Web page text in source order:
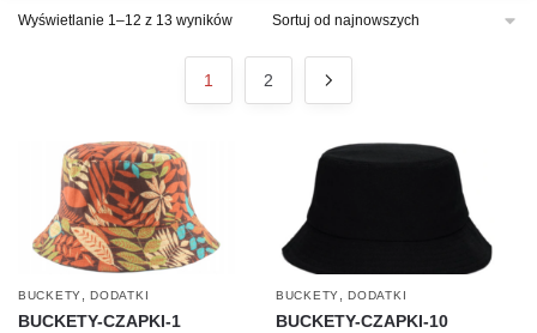
Wyświetlanie 1–12 z 13 wynikówPosortowane
1 2
BUCKETY ,DODATKI
BUCKETY-CZAPKI-1
BUCKETY ,DODATKI
BUCKETY-CZAPKI-10